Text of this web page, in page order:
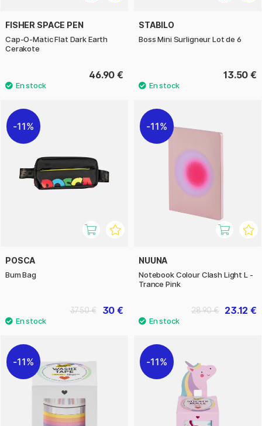
FISHER SPACE PEN
Cap-O-Matic Flat Dark Earth
Cerakote
46.90 €
STABILO
Boss Mini Surligneur Lot de 6
13.50 €
11%
POSCA
Bum Bag
30 €
37.50 €
11%
NUUNA
Notebook Colour Clash Light L -
Trance Pink
23.12 €
28.90 €
11% 11%